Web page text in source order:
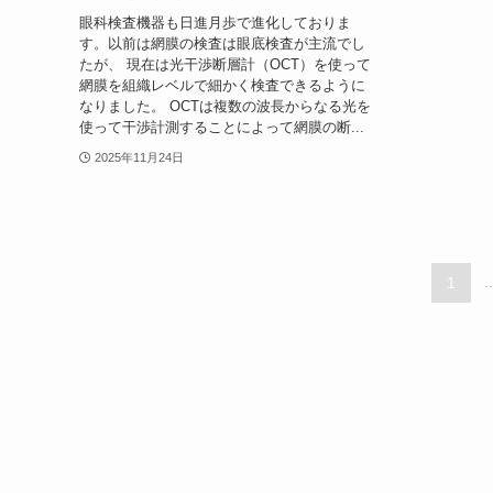
眼科検査機器も日進月歩で進化しておりま
す。以前は網膜の検査は眼底検査が主流でし
たが、 現在は光干渉断層計（OCT）を使って
網膜を組織レベルで細かく検査できるように
なりました。 OCTは複数の波長からなる光を
使って干渉計測することによって網膜の断...
2025年11月24日
1